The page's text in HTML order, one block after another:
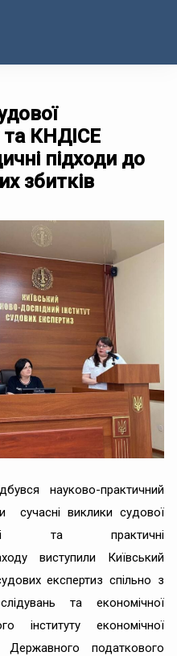
та КНДІСЕ
підходи до
збитків
науково-практичний
сучасні виклики судової
та практичні
виступили Київський
експертиз спільно з
та економічної
інституту економічної
податкового